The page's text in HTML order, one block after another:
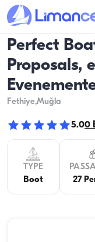
Perfect
Proposals,
Fethiye,Muğla
5.00
TYPE
Boot
27